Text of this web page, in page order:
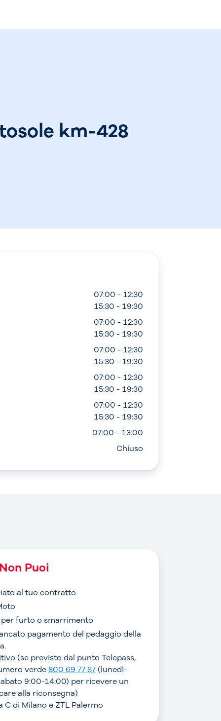
km-428
07:00 - 12:30
15:30 - 19:30
07:00 - 12:30
15:30 - 19:30
07:00 - 12:30
15:30 - 19:30
07:00 - 12:30
15:30 - 19:30
07:00 - 12:30
15:30 - 19:30
07:00 - 13:00
Chiuso
Puoi
al tuo contratto
furto o smarrimento
pagamento del pedaggio della
(se previsto dal punto Telepass,
verde800 69 77 87(lunedì-
9:00-14:00) per ricevere un
alla riconsegna)
di Milano e ZTL Palermo